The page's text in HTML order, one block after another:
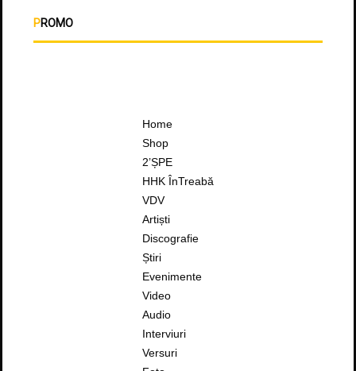
PROMO
Home
Shop
2’ȘPE
HHK ÎnTreabă
VDV
Artiști
Discografie
Știri
Evenimente
Video
Audio
Interviuri
Versuri